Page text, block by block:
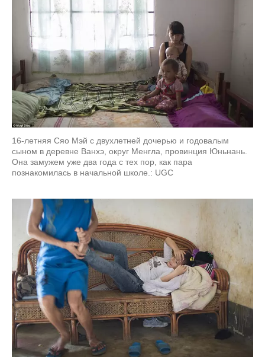
16-летняя Сяо Мэй с двухлетней дочерью и годовалым
сыном в деревне Ванхэ, округ Менгла, провинция Юньнань.
Она замужем уже два года с тех пор, как пара
познакомилась в начальной школе.: UGC